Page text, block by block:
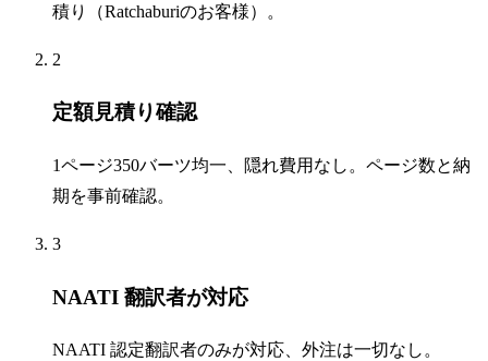
積り（Ratchaburiのお客様）。
2
定額見積り確認
1ページ350バーツ均一、隠れ費用なし。ページ数と納
期を事前確認。
3
NAATI 翻訳者が対応
NAATI 認定翻訳者のみが対応、外注は一切なし。